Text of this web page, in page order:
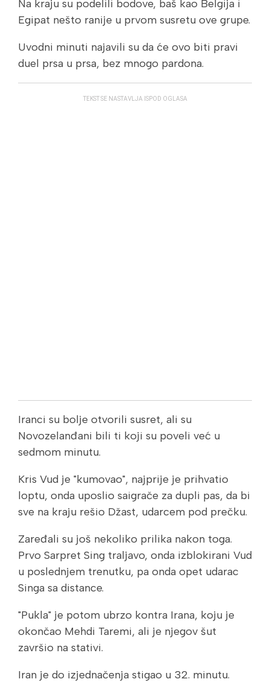
Na kraju su podelili bodove, baš kao Belgija i
Egipat nešto ranije u prvom susretu ove grupe.
Uvodni minuti najavili su da će ovo biti pravi
duel prsa u prsa, bez mnogo pardona.
TEKST SE NASTAVLJA ISPOD OGLASA
Iranci su bolje otvorili susret, ali su
Novozelanđani bili ti koji su poveli već u
sedmom minutu.
Kris Vud je "kumovao", najprije je prihvatio
loptu, onda uposlio saigrače za dupli pas, da bi
sve na kraju rešio Džast, udarcem pod prečku.
Zaređali su još nekoliko prilika nakon toga.
Prvo Sarpret Sing traljavo, onda izblokirani Vud
u poslednjem trenutku, pa onda opet udarac
Singa sa distance.
"Pukla" je potom ubrzo kontra Irana, koju je
okončao Mehdi Taremi, ali je njegov šut
završio na stativi.
Iran je do izjednačenja stigao u 32. minutu.